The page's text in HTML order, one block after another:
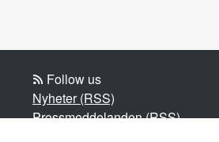
Follow us
Nyheter (RSS)
Pressmeddelanden (RSS)